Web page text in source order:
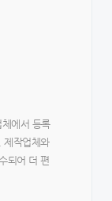
에서 등록
제작업체와
되어 더 편